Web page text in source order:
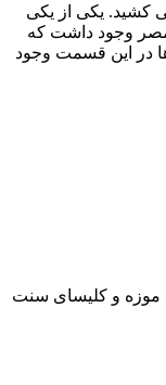
کشید. یکی از یکی
مصر وجود داشت که
در این قسمت وجود
موزه و کلیسای سنت